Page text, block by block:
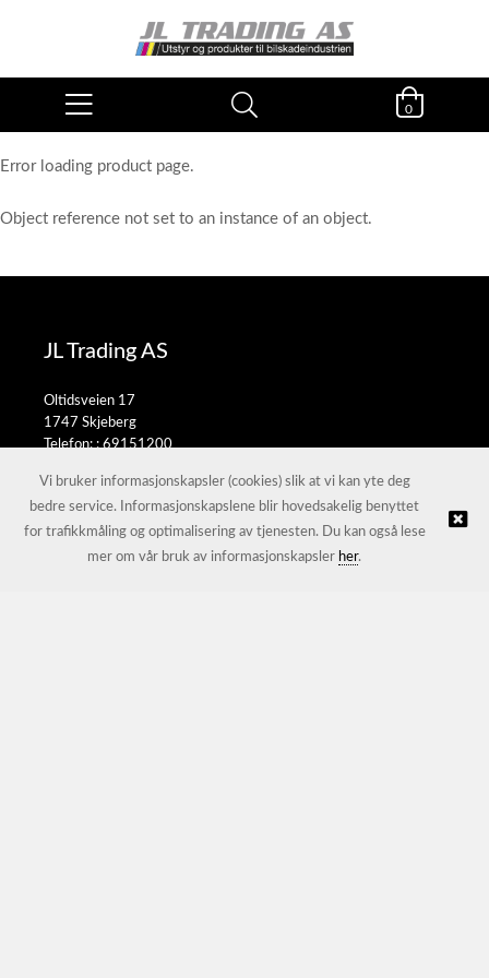
0
Error loading product page.
Object reference not set to an instance of an object.
JL Trading AS
Oltidsveien 17
1747 Skjeberg
Telefon: :69151200
© JL Trading AS |Nettbutikk levert av Kréatif
Vi bruker informasjonskapsler (cookies) slik at vi kan yte deg
bedre service. Informasjonskapslene blir hovedsakelig benyttet
for trafikkmåling og optimalisering av tjenesten. Du kan også lese
mer om vår bruk av informasjonskapsler her.